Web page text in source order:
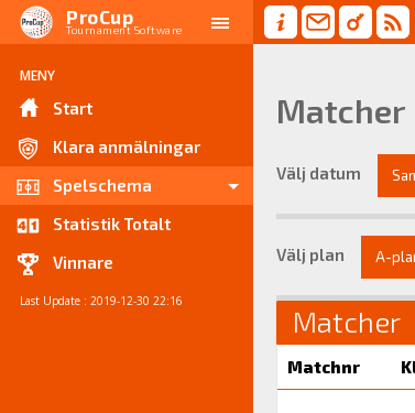
ProCup
Tournament Software
MENY
Start
Klara anmälningar
Spelschema
Statistik Totalt
Vinnare
Last Update : 2019-12-30 22:16
Matcher
Välj datum
Välj plan A-
Matcher
Matchnr